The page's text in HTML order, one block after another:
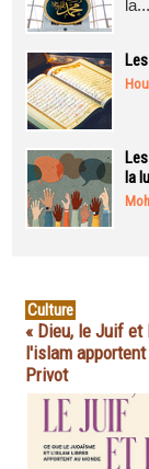
la...
la
Culture
« Dieu, le Juif et
l'islam
Privot